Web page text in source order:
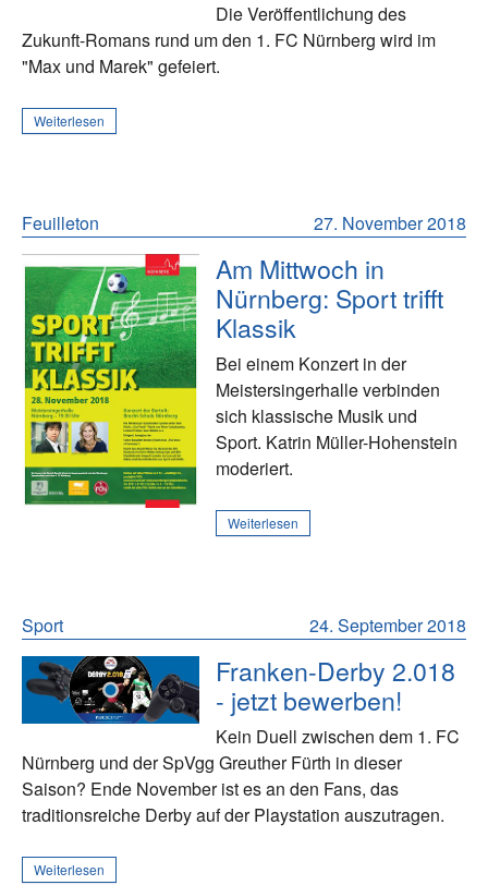
Die Veröffentlichung des
Zukunft-Romans rund um den 1. FC Nürnberg wird im
"Max und Marek" gefeiert.
Weiterlesen
27. November 2018
Feuilleton
Am Mittwoch in
Nürnberg: Sport trifft
Klassik
Bei einem Konzert in der
Meistersingerhalle verbinden
sich klassische Musik und
Sport. Katrin Müller-Hohenstein
moderiert.
Weiterlesen
24. September 2018
Sport
Franken-Derby 2.018
- jetzt bewerben!
Kein Duell zwischen dem 1. FC
Nürnberg und der SpVgg Greuther Fürth in dieser
Saison? Ende November ist es an den Fans, das
traditionsreiche Derby auf der Playstation auszutragen.
Weiterlesen